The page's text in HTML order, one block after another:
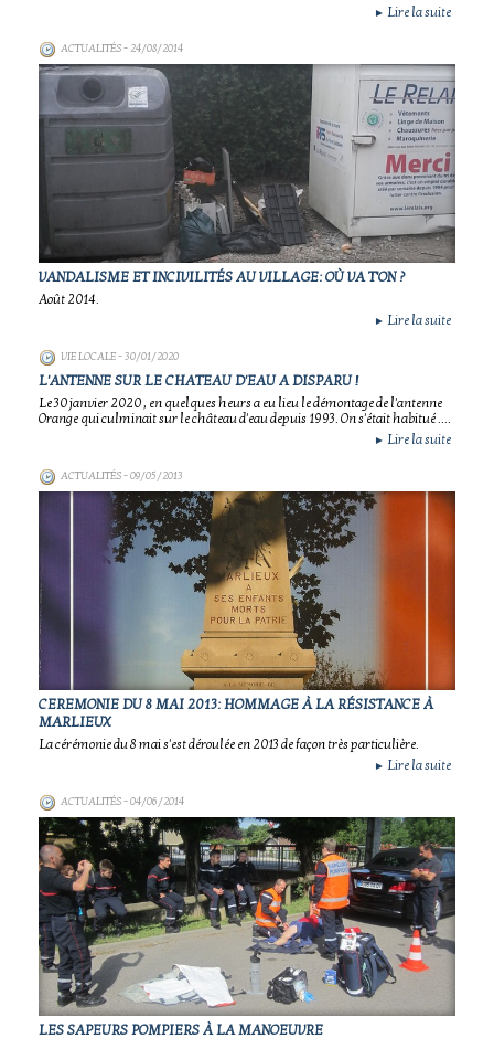
► Lire la suite
ACTUALITÉS- 24/08/2014
VANDALISME ET INCIVILITÉS AU VILLAGE: OÙ VA T'ON ?
Août 2014.
► Lire la suite
VIE LOCALE- 30/01/2020
L'ANTENNE SUR LE CHATEAU D'EAU A DISPARU !
Le 30 janvier 2020 , en quelques heurs a eu lieu le démontage de l'antenne
Orange qui culminait sur le château d'eau depuis 1993. On s'était habitué ....
► Lire la suite
ACTUALITÉS- 09/05/2013
CEREMONIE DU 8 MAI 2013: HOMMAGE À LA RÉSISTANCE À
MARLIEUX
La cérémonie du 8 mai s'est déroulée en 2013 de façon très particulière.
► Lire la suite
ACTUALITÉS- 04/06/2014
LES SAPEURS POMPIERS À LA MANOEUVRE